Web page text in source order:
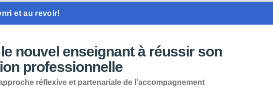
et au revoir!
nouvel enseignant à réussir son
professionnelle
réflexive et partenariale de l'accompagnement